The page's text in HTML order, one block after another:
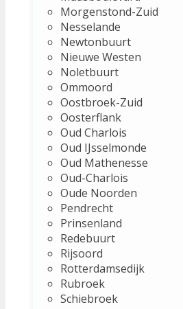
Morgenstond-Zuid
Nesselande
Newtonbuurt
Nieuwe Westen
Noletbuurt
Ommoord
Oostbroek-Zuid
Oosterflank
Oud Charlois
Oud IJsselmonde
Oud Mathenesse
Oud-Charlois
Oude Noorden
Pendrecht
Prinsenland
Redebuurt
Rijsoord
Rotterdamsedijk
Rubroek
Schiebroek